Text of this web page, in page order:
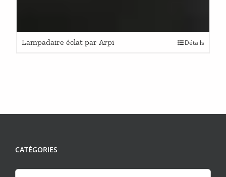
Lampadaire éclat par Arpi Détails
CATÉGORIES